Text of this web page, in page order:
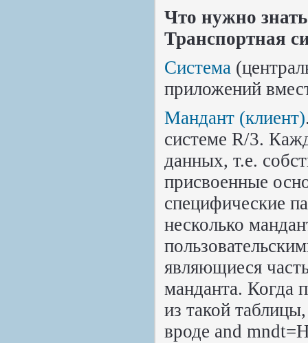
Что нужно
Транспортная
Система
приложений
Мандант (клиент)
системе R/3.
данных, т.е.
присвоенные
специфические
несколько
являющиеся
манданта. Когда
из такой
вроде and